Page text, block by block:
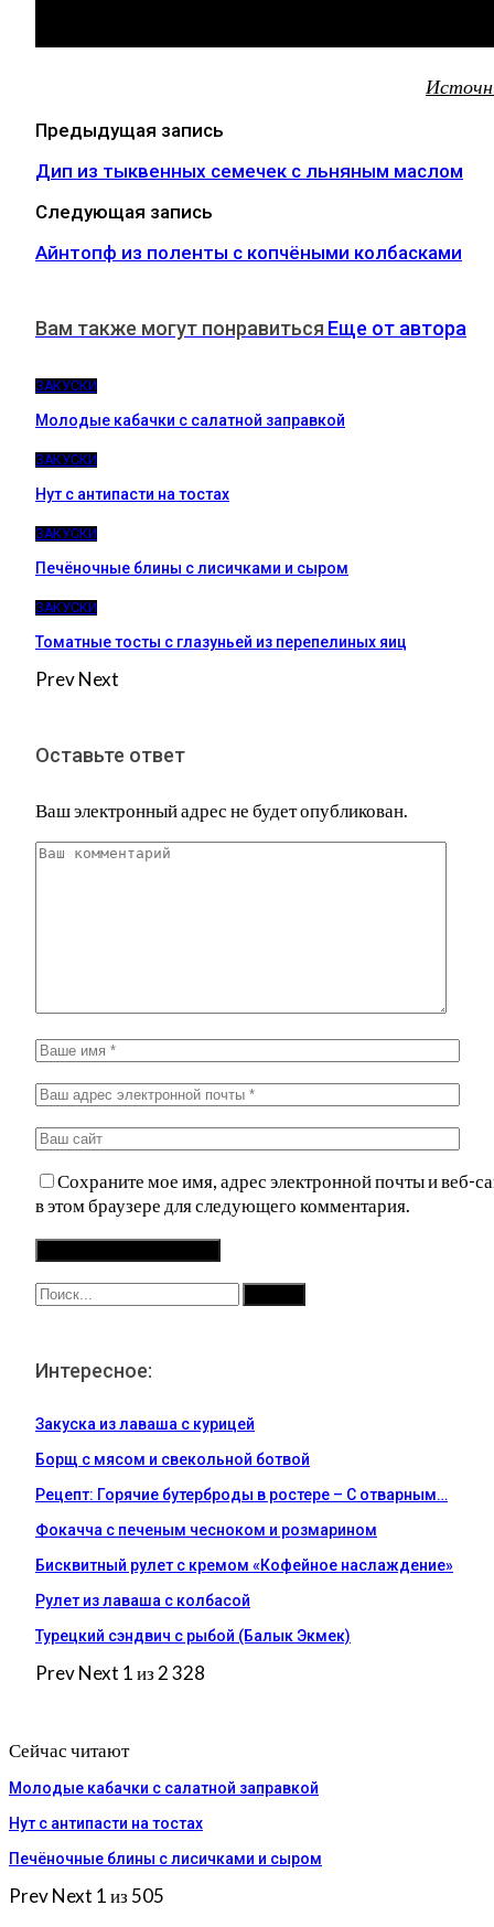
Предыдущая запись
Дип из тыквенных семечек с льняным маслом
Следующая запись
Айнтопф из поленты с копчёными колбасками
Вам также могут понравиться Еще от автора
ЗАКУСКИ
Молодые кабачки с салатной заправкой
ЗАКУСКИ
Нут с антипасти на тостах
ЗАКУСКИ
Печёночные блины с лисичками и сыром
ЗАКУСКИ
Томатные тосты с глазуньей из перепелиных яиц
PrevNext
Оставьте ответ
Ваш электронный адрес не будет опубликован.
Сохраните мое имя, адрес электронной почты и веб-
в этом браузере для следующего комментария.
Интересное:
Закуска из лаваша с курицей
Борщ с мясом и свекольной ботвой
Рецепт: Горячие бутерброды в ростере – С отварным…
Фокачча с печеным чесноком и розмарином
Бисквитный рулет с кремом «Кофейное наслаждение»
Рулет из лаваша с колбасой
Турецкий сэндвич с рыбой (Балык Экмек)
PrevNext 1 из 2 328
Сейчас читают
Молодые кабачки с салатной заправкой
Нут с антипасти на тостах
Печёночные блины с лисичками и сыром
PrevNext 1 из 505